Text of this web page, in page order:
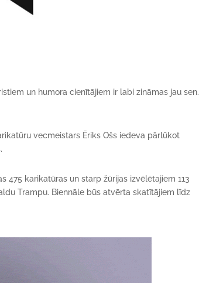
un humora cienītājiem ir labi zināmas jau sen.
vecmeistars Ēriks Ošs iedeva pārlūkot
475 karikatūras un starp žūrijas izvēlētajiem 113
Trampu. Biennāle būs atvērta skatītājiem līdz